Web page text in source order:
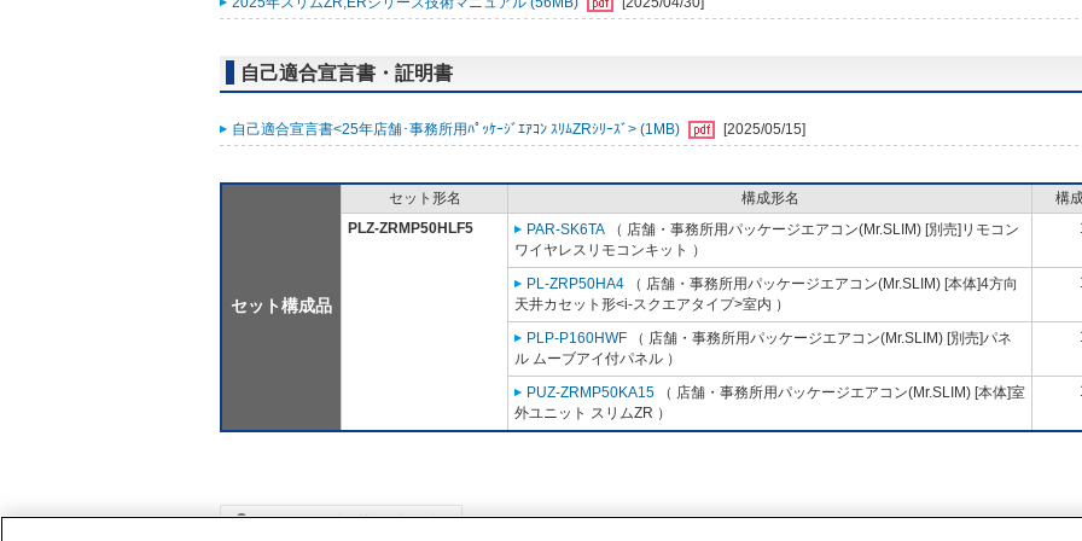
自己適合宣言書・証明書
自己適合宣言書<25年店舗･事務所用ﾊﾟｯｹｰｼﾞｴｱｺﾝ ｽﾘﾑZRｼﾘｰｽﾞ> (1MB) [2025/05/15]
セット構成品
セット形名 構成形名
構
PLZ-ZRMP50HLF5
PAR-SK6TA （ 店舗・事務所用パッケージエアコン(Mr.SLIM) [別売]リモコン
ワイヤレスリモコンキット ）
PL-ZRP50HA4 （ 店舗・事務所用パッケージエアコン(Mr.SLIM) [本体]4方向
天井カセット形<i-スクエアタイプ>室内 ）
PLP-P160HWF （ 店舗・事務所用パッケージエアコン(Mr.SLIM) [別売]パネ
ル ムーブアイ付パネル ）
PUZ-ZRMP50KA15 （ 店舗・事務所用パッケージエアコン(Mr.SLIM) [本体]室
外ユニット スリムZR ）